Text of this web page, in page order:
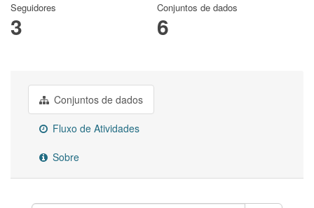
Seguidores
3
Conjuntos de dados
6
Conjuntos de dados
Fluxo de Atividades
Sobre